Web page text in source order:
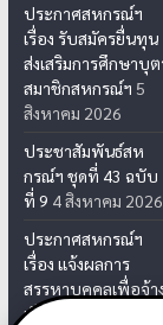
ประกาศสหกรณ์ฯ
เรื่อง รับสมัครยื่นทุน
ส่งเสริมการศึกษาบุต
สมาชิกสหกรณ์ฯ 5
สิงหาคม 2026
ประชาสัมพันธ์สห
กรณ์ฯ ชุดที่ 43 ฉบับ
ที่ 9 4 สิงหาคม 2026
ประกาศสหกรณ์ฯ
เรื่อง แจ้งผลการ
สรรหาบุคคลเพื่อจ้าง
เป็นเจ้าหน้าที่สห